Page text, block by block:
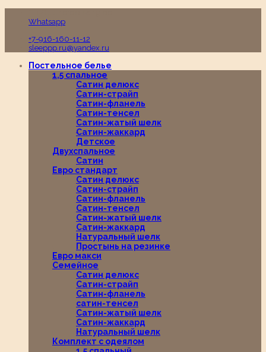
Whatsapp
+7-916-160-11-12
sleeppp.ru@yandex.ru
Постельное белье
1,5 спальное
Сатин делюкс
Сатин-страйп
Сатин-фланель
Сатин-тенсел
Сатин-жатый шелк
Сатин-жаккард
Детское
Двухспальное
Сатин
Евро стандарт
Сатин делюкс
Сатин-страйп
Сатин-фланель
Сатин-тенсел
Сатин-жатый шелк
Сатин-жаккард
Натуральный шелк
Простынь на резинке
Евро макси
Семейное
Сатин делюкс
Сатин-страйп
Сатин-фланель
сатин-тенсел
Сатин-жатый шелк
Сатин-жаккард
Натуральный шелк
Комплект с одеялом